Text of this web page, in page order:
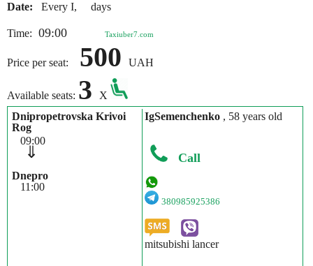
Date: Every I, days
Time: 09:00 Taxiuber7.com
Price per seat: 500 UAH
Available seats: 3
X
Dnipropetrovska Krivoi
Rog
09:00
⇓
Dnepro
11:00
IgSemenchenko , 58 years old
Call
380985925386
mitsubishi lancer